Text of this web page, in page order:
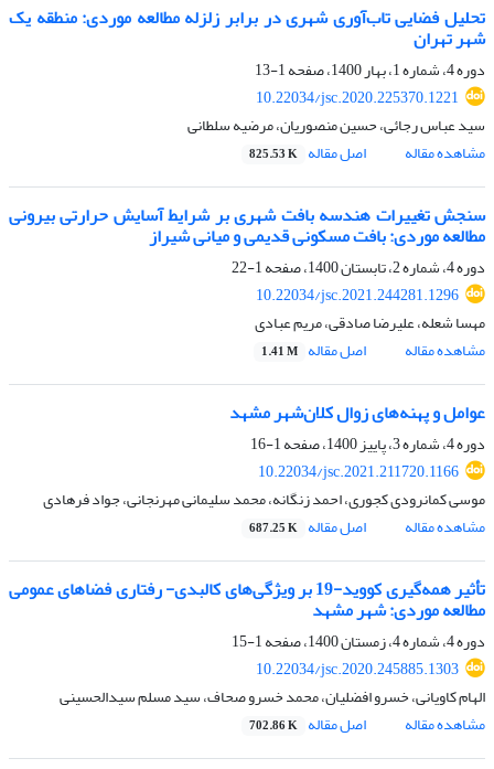
تحلیل فضایی تاب‌آوری شهری در برابر زلزله مطالعه موردی: منطقه یک
شهر تهران
دوره 4، شماره 1، بهار 1400، صفحه
1-13
10.22034/jsc.2020.225370.1221
سید عباس رجائی، حسین منصوریان، مرضیه سلطانی
مشاهده مقاله
اصل مقاله 825.53 K
سنجش تغییرات هندسه بافت شهری بر شرایط آسایش حرارتی بیرونی
مطالعه موردی: بافت مسکونی قدیمی و میانی شیراز
دوره 4، شماره 2، تابستان 1400، صفحه
1-22
10.22034/jsc.2021.244281.1296
مهسا شعله، علیرضا صادقی، مریم عبادی
مشاهده مقاله
اصل مقاله 1.41 M
عوامل و پهنه‌های زوال کلان‌شهر مشهد
دوره 4، شماره 3، پاییز 1400، صفحه
1-16
10.22034/jsc.2021.211720.1166
موسی کمانرودی کجوری، احمد زنگانه، محمد سلیمانی مهرنجانی، جواد فرهادی
مشاهده مقاله
اصل مقاله 687.25 K
تأثیر همه‌گیری کووید-19 بر ویژگی‌های کالبدی- رفتاری فضاهای عمومی
مطالعه موردی: شهر مشهد
دوره 4، شماره 4، زمستان 1400، صفحه
1-15
10.22034/jsc.2020.245885.1303
الهام کاویانی، خسرو افضلیان، محمد خسرو صحاف، سید مسلم سیدالحسینی
مشاهده مقاله
اصل مقاله 702.86 K